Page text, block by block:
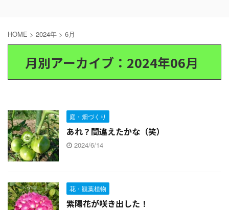
HOME > 2024年 > 6月
月別アーカイブ：2024年06月
庭・畑づくり
あれ？間違えたかな（笑）
2024/6/14
花・観葉植物
紫陽花が咲き出した！